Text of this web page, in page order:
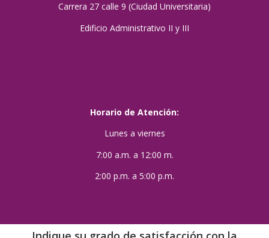
Carrera 27 calle 9 (Ciudad Universitaria)
Edificio Administrativo II y III
Horario de Atención:
Lunes a viernes
7:00 a.m. a 12:00 m.
2:00 p.m. a 5:00 p.m.